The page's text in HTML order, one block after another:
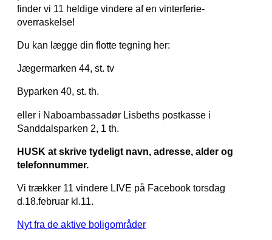
finder vi 11 heldige vindere af en vinterferie-
overraskelse!
Du kan lægge din flotte tegning her:
Jægermarken 44, st. tv
Byparken 40, st. th.
eller i Naboambassadør Lisbeths postkasse i
Sanddalsparken 2, 1 th.
HUSK at skrive tydeligt navn, adresse, alder og
telefonnummer.
Vi trækker 11 vindere LIVE på Facebook torsdag
d.18.februar kl.11.
Nyt fra de aktive boligområder